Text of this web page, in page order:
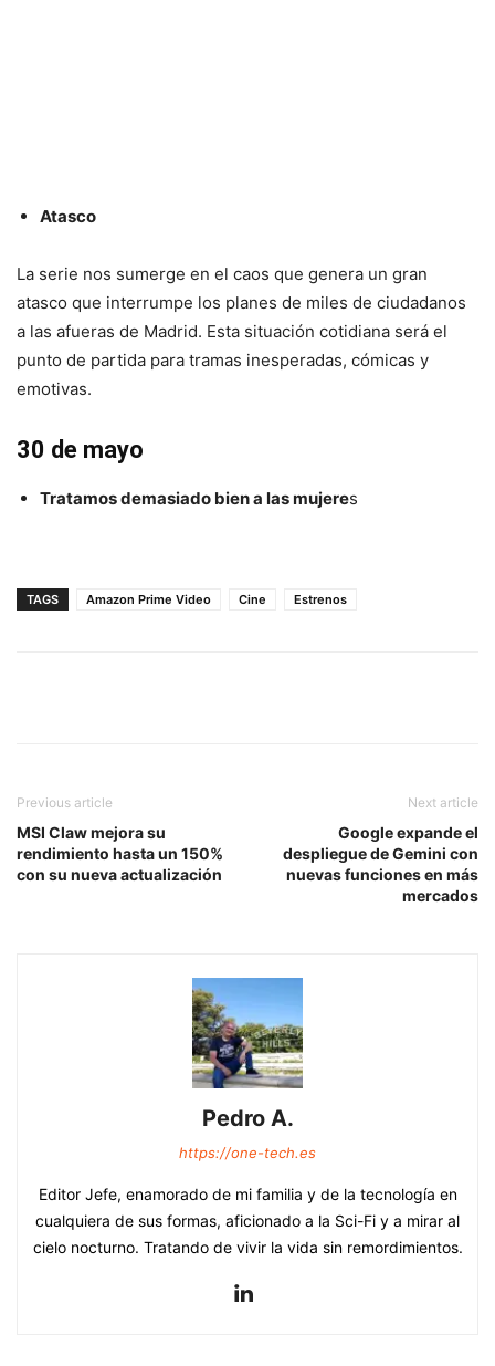
Atasco
La serie nos sumerge en el caos que genera un gran
atasco que interrumpe los planes de miles de ciudadanos
a las afueras de Madrid. Esta situación cotidiana será el
punto de partida para tramas inesperadas, cómicas y
emotivas.
30 de mayo
Tratamos demasiado bien a las mujeres
TAGS Amazon Prime Video Cine Estrenos
Previous article
MSI Claw mejora su
rendimiento hasta un 150%
con su nueva actualización
Next article
Google expande el
despliegue de Gemini con
nuevas funciones en más
mercados
Pedro A.
https://one-tech.es
Editor Jefe, enamorado de mi familia y de la tecnología en
cualquiera de sus formas, aficionado a la Sci-Fi y a mirar al
cielo nocturno. Tratando de vivir la vida sin remordimientos.